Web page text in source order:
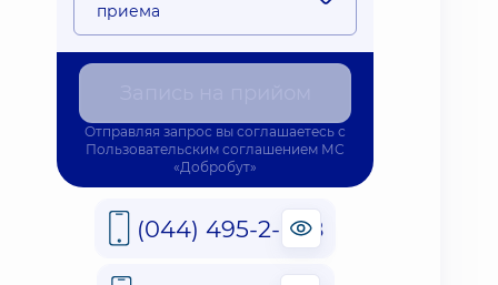
приема
Отправляя запрос вы соглашаетесь с
Пользовательским соглашением МС
«Добробут»
(044) 495-2-888